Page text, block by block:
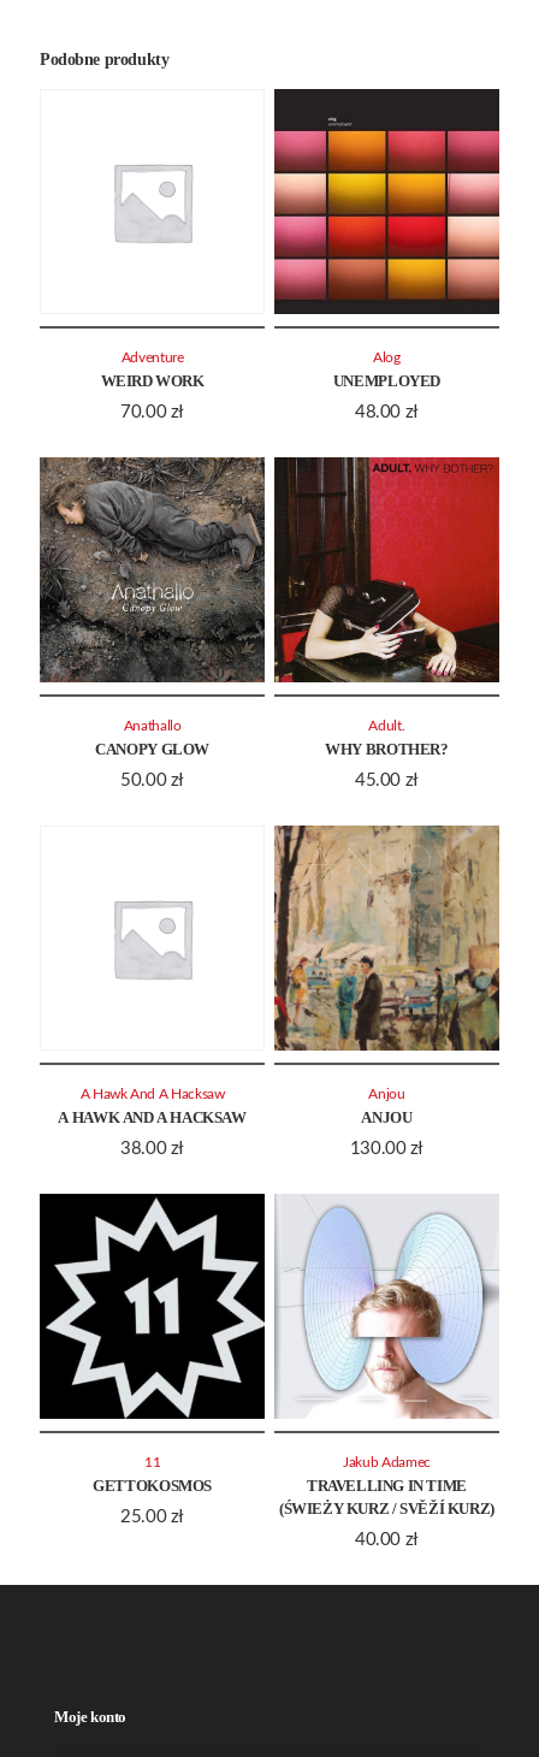
Podobne produkty
WEIRD WORK
70.00 zł
Adventure
UNEMPLOYED
48.00 zł
Alog
CANOPY GLOW
50.00 zł
Anathallo
WHY BROTHER?
45.00 zł
Adult.
A HAWK AND A HACKSAW
38.00 zł
A Hawk And A Hacksaw
ANJOU
130.00 zł
Anjou
GETTOKOSMOS
25.00 zł
11
TRAVELLING IN TIME
(ŚWIEŻY KURZ / SVĚŽÍ KURZ)
40.00 zł
Jakub Adamec
Moje konto